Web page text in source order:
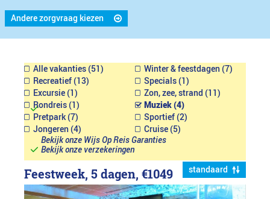
Andere zorgvraag kiezen
Alle vakanties (51)
Winter & feestdagen (7)
Recreatief (13)
Specials (1)
Excursie (1)
Zon, zee, strand (11)
Rondreis (1)
Muziek (4)
Pretpark (7)
Sportief (2)
Jongeren (4)
Cruise (5)
Bekijk onze Wijs Op Reis Garanties
Bekijk onze verzekeringen
standaard
Feestweek, 5 dagen, €1049